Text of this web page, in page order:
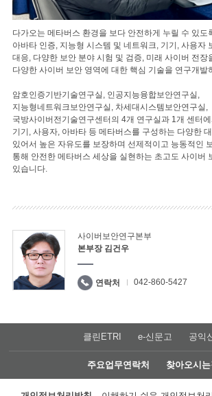
다가오는 메타버스 환경을 보다 안전하게 누릴 수 있도
아바타 인증, 지능형 시스템 및 네트워크, 기기, 사용자
대응, 다양한 보안 분야 시험 및 검증, 미래 사이버 전장
다양한 사이버 보안 영역에 대한 핵심 기술을 연구개발
암호인증기반기술연구실, 인공지능융합보안연구실,
지능형네트워크보안연구실, 차세대시스템보안연구실,
국방사이버전기술연구센터의 4개 연구실과 1개 센터에
기기, 사용자, 아바타 등 메타버스를 구성하는 다양한
있어서 높은 자유도를 보장하며 선제적이고 능동적인
통해 안전한 메타버스 세상을 실현하는 초고도 사이버
있습니다.
사이버보안연구본부
본부장 김건우
연락처 042-860-5427
클린ETRI e-신문고 공익
주요업무연락처 찾아오시는